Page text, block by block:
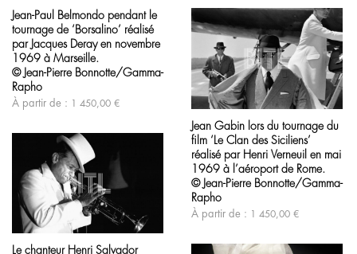
la
page
du
produit
a
plusieurs
variations.
Les
options
peuvent
être
choisies
la
produit
Jean-Paul Belmondo pendant le
tournage de ‘Borsalino’ réalisé
par Jacques Deray en novembre
1969 à Marseille.
© Jean-Pierre Bonnotte/Gamma-
Rapho
À partir de : 1 450,00 €
a
plusieurs
variations.
Les
options
peuvent
être
choisies
la
Jean Gabin lors du tournage du
film ‘Le Clan des Siciliens’
réalisé par Henri Verneuil en mai
1969 à l’aéroport de Rome.
© Jean-Pierre Bonnotte/Gamma-
Rapho
À partir de : 1 450,00 €
Ce
Le chanteur Henri Salvador